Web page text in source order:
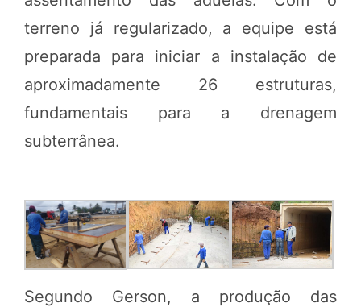
terreno já regularizado, a equipe está
preparada para iniciar a instalação de
aproximadamente 26 estruturas,
fundamentais para a drenagem
subterrânea.
Segundo Gerson, a produção das